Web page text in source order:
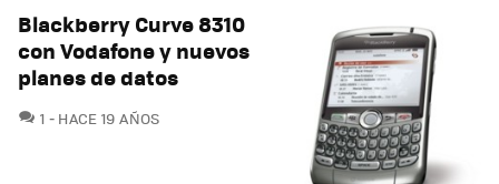
Blackberry Curve 8310
con Vodafone y nuevos
planes de datos
1 COMENTARIOS
HACE 19 AÑOS